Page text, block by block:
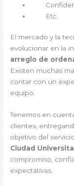
Etc.
El mercado y la
evolucionar en la
arreglo de
Existen muchas
contar con un
equipo.
Tenemos en
clientes,
objetivo del
Ciudad
compromiso,
expectativas.